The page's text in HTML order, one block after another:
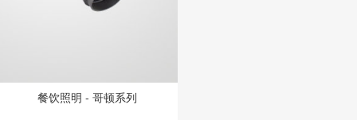
餐饮照明 - 哥顿系列